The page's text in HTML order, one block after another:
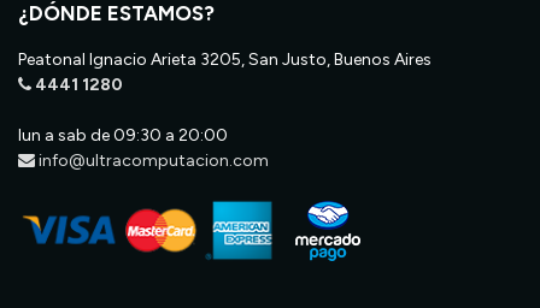
¿DÓNDE ESTAMOS?
Peatonal Ignacio Arieta 3205, San Justo, Buenos Aires
4441 1280
lun a sab de 09:30 a 20:00
info@ultracomputacion.com